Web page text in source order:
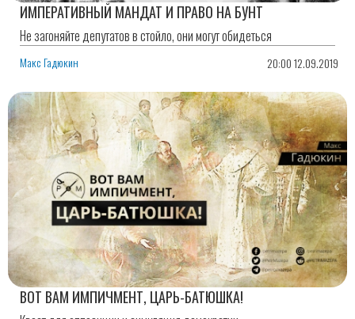
ИМПЕРАТИВНЫЙ МАНДАТ И ПРАВО НА БУНТ
Не загоняйте депутатов в стойло, они могут обидеться
Макс Гадюкин 20:00 12.09.2019
ВОТ ВАМ ИМПИЧМЕНТ, ЦАРЬ-БАТЮШКА!